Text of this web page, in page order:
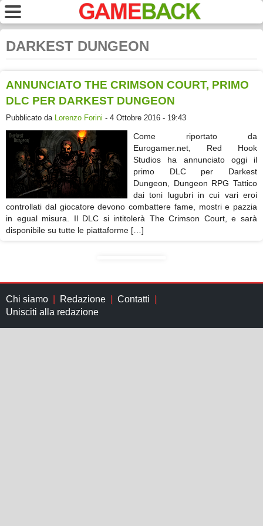
DARKEST DUNGEON
ANNUNCIATO THE CRIMSON COURT, PRIMO
DLC PER DARKEST DUNGEON
Pubblicato da Lorenzo Forini - 4 Ottobre 2016 - 19:43
Come riportato da
Eurogamer.net, Red Hook
Studios ha annunciato oggi il
primo DLC per Darkest
Dungeon, Dungeon RPG Tattico
dai toni lugubri in cui vari eroi
controllati dal giocatore devono combattere fame, mostri e pazzia
in egual misura. Il DLC si intitolerà The Crimson Court, e sarà
disponibile su tutte le piattaforme […]
Chi siamo Redazione
Contatti
Unisciti alla redazione